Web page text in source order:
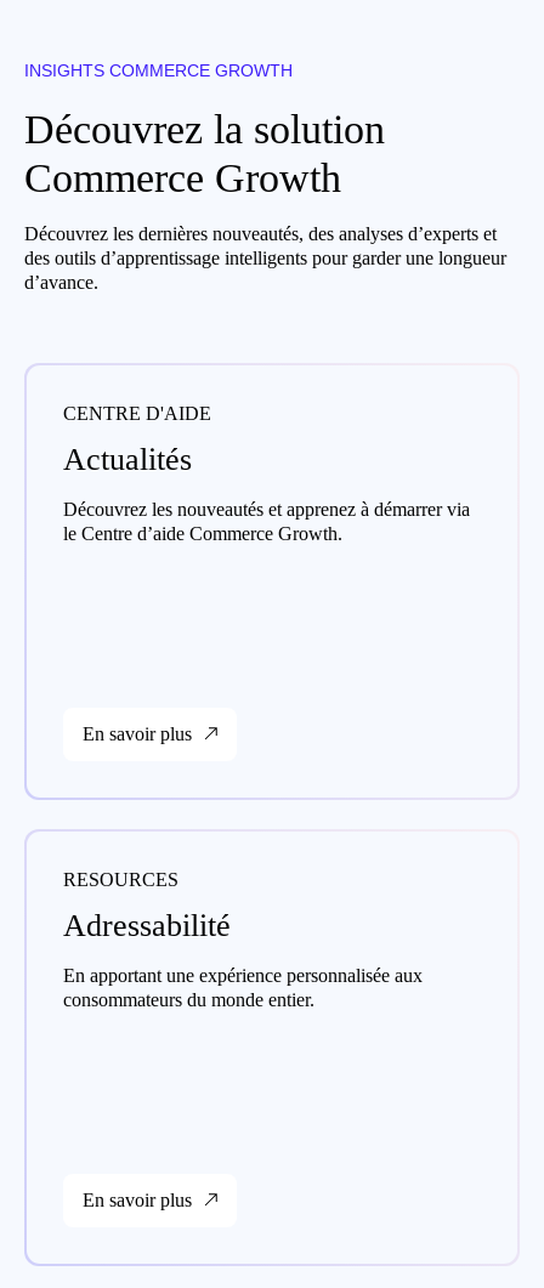
INSIGHTS COMMERCE GROWTH
Découvrez la solution
Commerce Growth
Découvrez les dernières nouveautés, des analyses d’experts et
des outils d’apprentissage intelligents pour garder une longueur
d’avance.
CENTRE D'AIDE
Actualités
Découvrez les nouveautés et apprenez à démarrer via
le Centre d’aide Commerce Growth.
En savoir plus
RESOURCES
Adressabilité
En apportant une expérience personnalisée aux
consommateurs du monde entier.
En savoir plus